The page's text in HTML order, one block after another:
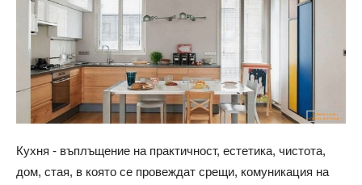
Кухня - въплъщение на практичност, естетика, чистота,
дом, стая, в която се провеждат срещи, комуникация на